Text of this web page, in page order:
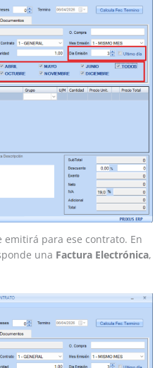
emitirá para ese contrato. En
una Factura Electrónica,